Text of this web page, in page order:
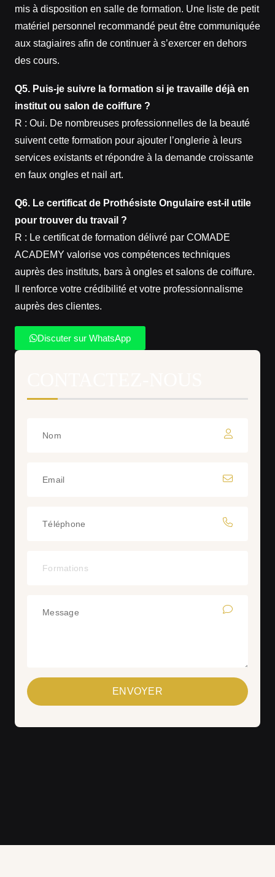
mis à disposition en salle de formation. Une liste de petit
matériel personnel recommandé peut être communiquée
aux stagiaires afin de continuer à s’exercer en dehors
des cours.
Q5. Puis‑je suivre la formation si je travaille déjà en
institut ou salon de coiffure ?
R : Oui. De nombreuses professionnelles de la beauté
suivent cette formation pour ajouter l’onglerie à leurs
services existants et répondre à la demande croissante
en faux ongles et nail art.
Q6. Le certificat de Prothésiste Ongulaire est‑il utile
pour trouver du travail ?
R : Le certificat de formation délivré par COMADE
ACADEMY valorise vos compétences techniques
auprès des instituts, bars à ongles et salons de coiffure.
Il renforce votre crédibilité et votre professionnalisme
auprès des clientes.
Discuter sur WhatsApp
ENVOYER